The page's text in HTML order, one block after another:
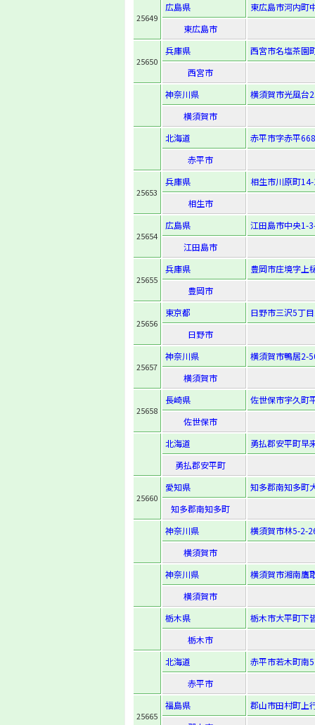
25649
広島県
東広島市河内町
東広島市
25650
兵庫県
西宮市名塩茶園
西宮市
神奈川県
横須賀市光風台
横須賀市
北海道
赤平市字赤平
赤平市
25653
兵庫県
相生市川原町
相生市
25654
広島県
江田島市中央1-
江田島市
25655
兵庫県
豊岡市庄境字上
豊岡市
25656
東京都
日野市三沢5丁
日野市
25657
神奈川県
横須賀市鴨居2-
横須賀市
25658
長崎県
佐世保市宇久町
佐世保市
北海道
勇払郡安平町早
勇払郡安平町
25660
愛知県
知多郡南知多町
知多郡南知多町
神奈川県
横須賀市林5-2-
横須賀市
神奈川県
横須賀市湘南鷹
横須賀市
栃木県
栃木市大平町下
栃木市
北海道
赤平市若木町南
赤平市
25665
福島県
郡山市田村町上